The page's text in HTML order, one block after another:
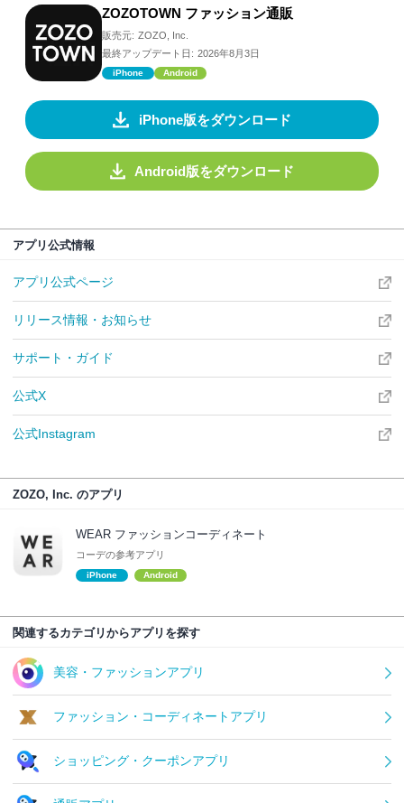
ZOZOTOWN ファッション通販
販売元: ZOZO, Inc.
最終アップデート日: 2026年8月3日
iPhone Android
iPhone版をダウンロード
Android版をダウンロード
アプリ公式情報
アプリ公式ページ
リリース情報・お知らせ
サポート・ガイド
公式X
公式Instagram
ZOZO, Inc. のアプリ
WEAR ファッションコーディネート
コーデの参考アプリ
iPhone Android
関連するカテゴリからアプリを探す
美容・ファッションアプリ
ファッション・コーディネートアプリ
ショッピング・クーポンアプリ